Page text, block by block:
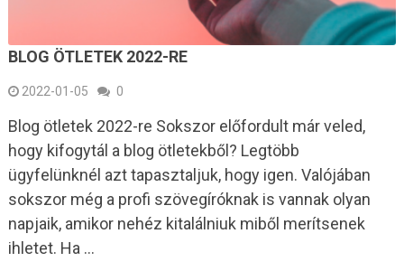
BLOG ÖTLETEK 2022-RE
2022-01-05 0
Blog ötletek 2022-re Sokszor előfordult már veled,
hogy kifogytál a blog ötletekből? Legtöbb
ügyfelünknél azt tapasztaljuk, hogy igen. Valójában
sokszor még a profi szövegíróknak is vannak olyan
napjaik, amikor nehéz kitalálniuk miből merítsenek
ihletet. Ha …